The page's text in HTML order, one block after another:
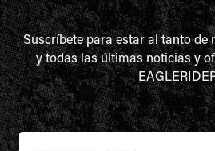
Suscríbete para estar al tanto de
y todas las últimas noticias y